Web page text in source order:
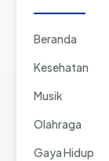
Beranda
Kesehatan
Musik
Olahraga
Gaya Hidup